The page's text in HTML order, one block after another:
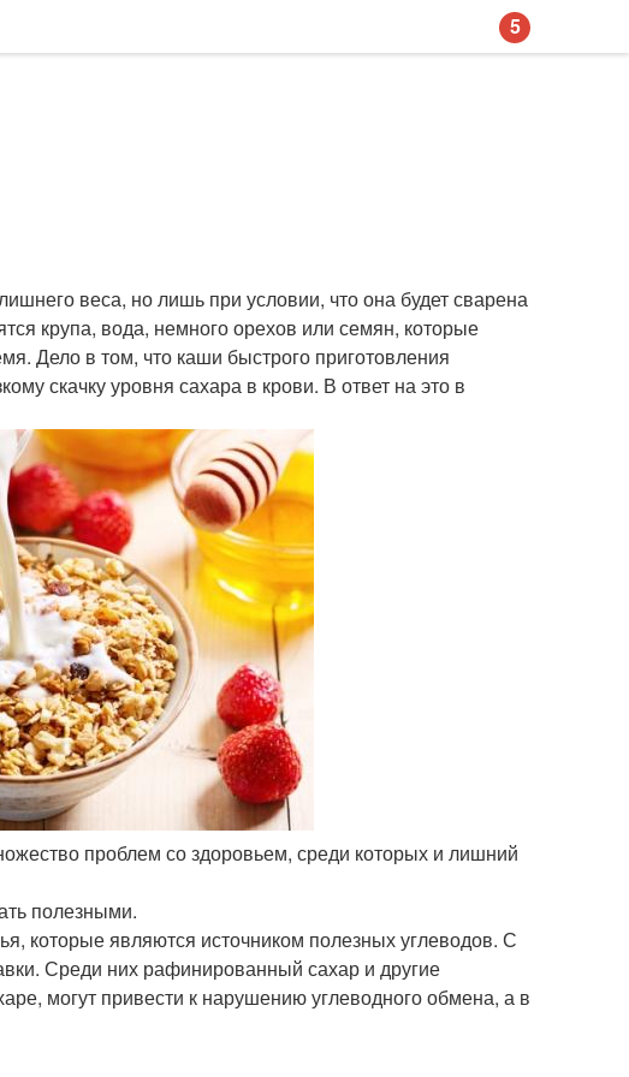
веса, но лишь при условии, что она будет сварена
крупа, вода, немного орехов или семян, которые
Дело в том, что каши быстрого приготовления
скачку уровня сахара в крови. В ответ на это в
проблем со здоровьем, среди которых и лишний
полезными.
которые являются источником полезных углеводов. С
Среди них рафинированный сахар и другие
могут привести к нарушению углеводного обмена, а в
5